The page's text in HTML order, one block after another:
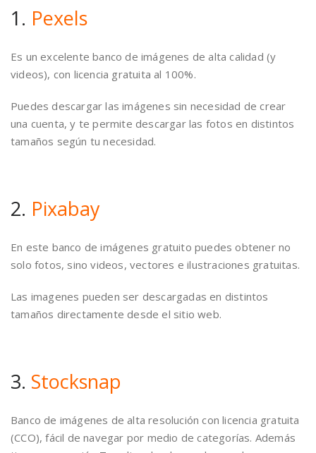
1. Pexels
Es un excelente banco de imágenes de alta calidad (y
videos), con licencia gratuita al 100%.
Puedes descargar las imágenes sin necesidad de crear
una cuenta, y te permite descargar las fotos en distintos
tamaños según tu necesidad.
2. Pixabay
En este banco de imágenes gratuito puedes obtener no
solo fotos, sino videos, vectores e ilustraciones gratuitas.
Las imagenes pueden ser descargadas en distintos
tamaños directamente desde el sitio web.
3. Stocksnap
Banco de imágenes de alta resolución con licencia gratuita
(CCO), fácil de navegar por medio de categorías. Además